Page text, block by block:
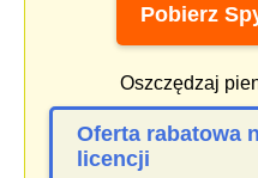
Pobierz
Oszczędzaj
Oferta rabatowa
licencji